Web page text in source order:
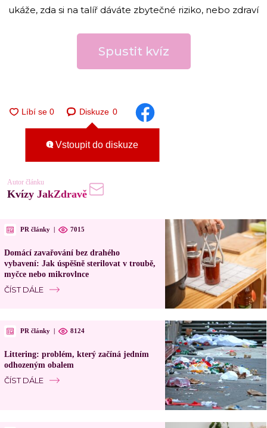
ukáže, zda si na talíř dáváte zbytečné riziko, nebo zdraví
Spustit kvíz
Diskuze 0
Vstoupit do diskuze
Autor článku
Kvízy JakZdravě
PR články 7015
Domácí zavařování bez drahého
vybavení: Jak úspěšně sterilovat v troubě,
myčce nebo mikrovlnce
ČÍST DÁLE
PR články 8124
Littering: problém, který začíná jedním
odhozeným obalem
ČÍST DÁLE